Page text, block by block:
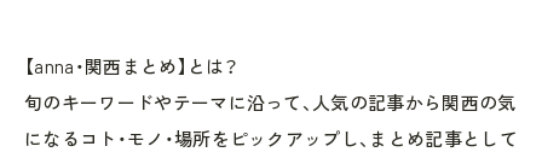
【anna・関西まとめ】とは？
旬のキーワードやテーマに沿って、人気の記事から関西の気
になるコト・モノ・場所をピックアップし、まとめ記事として